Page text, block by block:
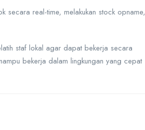
secara real-time, melakukan stock opname,
staf lokal agar dapat bekerja secara
bekerja dalam lingkungan yang cepat